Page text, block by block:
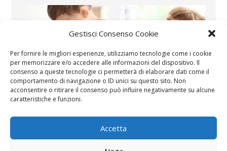
Gestisci Consenso Cookie
Per fornire le migliori esperienze, utilizziamo tecnologie come i cookie
per memorizzare e/o accedere alle informazioni del dispositivo. Il
consenso a queste tecnologie ci permetterà di elaborare dati come il
comportamento di navigazione o ID unici su questo sito. Non
acconsentire o ritirare il consenso può influire negativamente su alcune
caratteristiche e funzioni.
Accetta
Vaccini SOS Pediatra